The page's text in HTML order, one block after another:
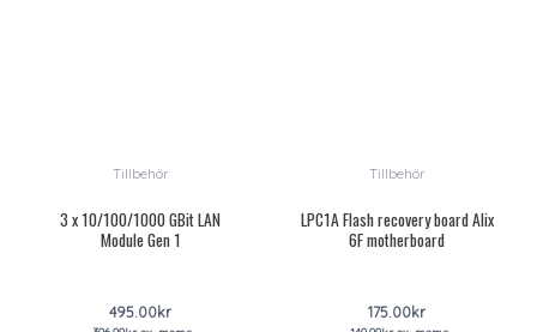
Tillbehör
3 x 10/100/1000 GBit LAN
Module Gen 1
495.00kr
Tillbehör
LPC1A Flash recovery board Alix
6F motherboard
175.00kr